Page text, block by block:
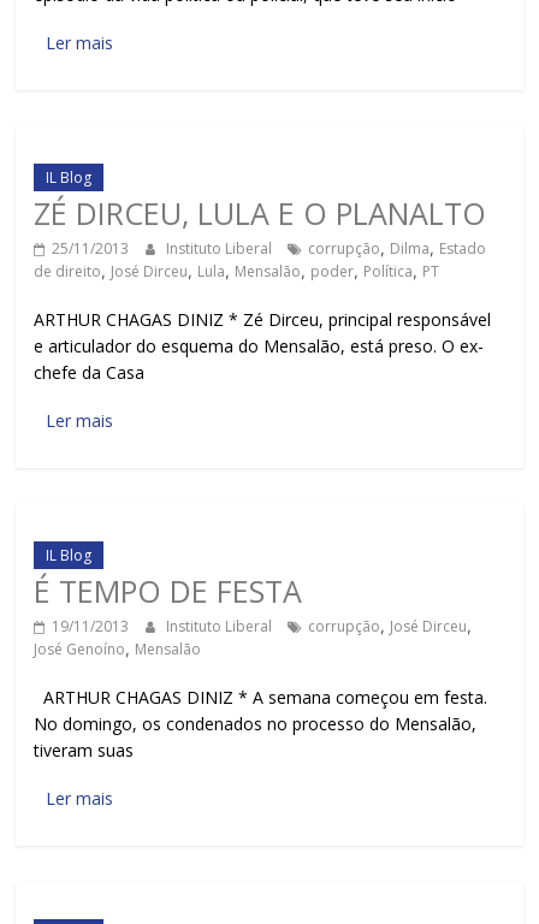
Ler mais
IL Blog
ZÉ DIRCEU, LULA E O PLANALTO
25/11/2013 Instituto Liberal corrupção, Dilma, Estado
de direito, José Dirceu, Lula, Mensalão, poder, Política, PT
ARTHUR CHAGAS DINIZ * Zé Dirceu, principal responsável
e articulador do esquema do Mensalão, está preso. O ex-
chefe da Casa
Ler mais
IL Blog
É TEMPO DE FESTA
19/11/2013 Instituto Liberal corrupção, José Dirceu,
José Genoíno, Mensalão
ARTHUR CHAGAS DINIZ * A semana começou em festa.
No domingo, os condenados no processo do Mensalão,
tiveram suas
Ler mais